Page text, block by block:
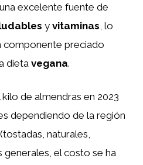
una excelente fuente de
y vitaminas , lo
componente preciado
dietavegana.
de almendras en 2023
dependiendo de la región
naturales,
generales, el costo se ha